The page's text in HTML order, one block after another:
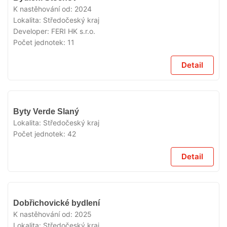
K nastěhování od: 2024
Lokalita: Středočeský kraj
Developer: FERI HK s.r.o.
Počet jednotek: 11
Detail
Byty Verde Slaný
Lokalita: Středočeský kraj
Počet jednotek: 42
Detail
Dobřichovické bydlení
K nastěhování od: 2025
Lokalita: Středočeský kraj